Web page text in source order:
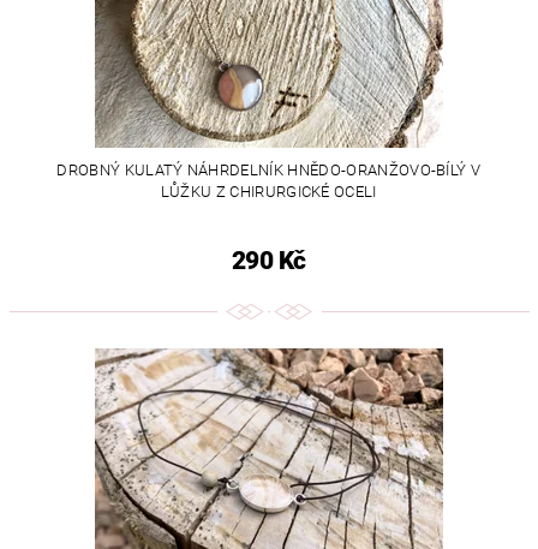
DROBNÝ KULATÝ NÁHRDELNÍK HNĚDO-ORANŽOVO-BÍLÝ V
LŮŽKU Z CHIRURGICKÉ OCELI
290 Kč